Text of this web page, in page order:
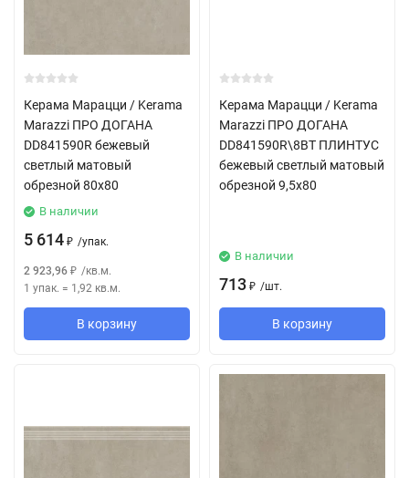
Керама Марацци / Kerama
Marazzi ПРО ДОГАНА
DD841590R бежевый
светлый матовый
обрезной 80x80
В наличии
5 614 ₽ /упак.
2 923,96 ₽ /кв.м.
1 упак. = 1,92 кв.м.
В корзину
Керама Марацци / Kerama
Marazzi ПРО ДОГАНА
DD841590R\8BT ПЛИНТУС
бежевый светлый матовый
обрезной 9,5x80
В наличии
713 ₽ /шт.
В корзину